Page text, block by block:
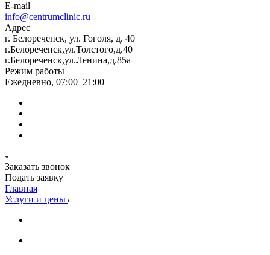
E-mail
info@centrumclinic.ru
Адрес
г. Белореченск, ул. Гоголя, д. 40
г.Белореченск,ул.Толстого,д.40
г.Белореченск,ул.Ленина,д.85а
Режим работы
Ежедневно, 07:00–21:00
Заказать звонок
Подать заявку
Главная
Услуги и цены